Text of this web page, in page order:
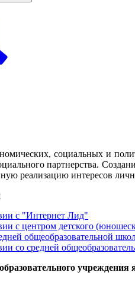
социальных и
партнерства.
реализацию интересов
с "Интернет Лид"
с центром детского
общеобразовательной
со средней
учреждения